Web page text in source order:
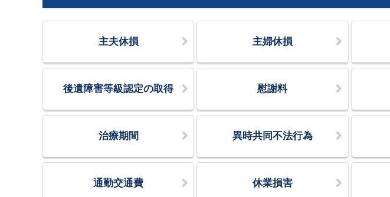
主夫休損 主婦休損
後遺障害等級認定の取得 慰謝料
治療期間 異時共同不法行為
通勤交通費 休業損害